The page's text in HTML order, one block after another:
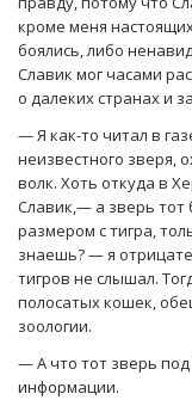
кроме меня
боялись, либо
Славик мог часами
о далеких странах и
— Я как-то читал в
неизвестного зверя,
волк. Хоть откуда в
Славик,— а зверь тот
размером с тигра,
знаешь? — я
тигров не слышал.
полосатых кошек,
зоологии.
— А что тот зверь
информации.